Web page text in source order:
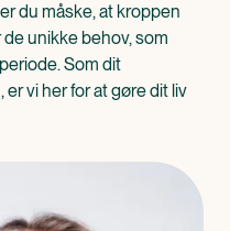
du måske, at kroppen
de unikke behov, som
Som dit
vi her for at gøre dit liv